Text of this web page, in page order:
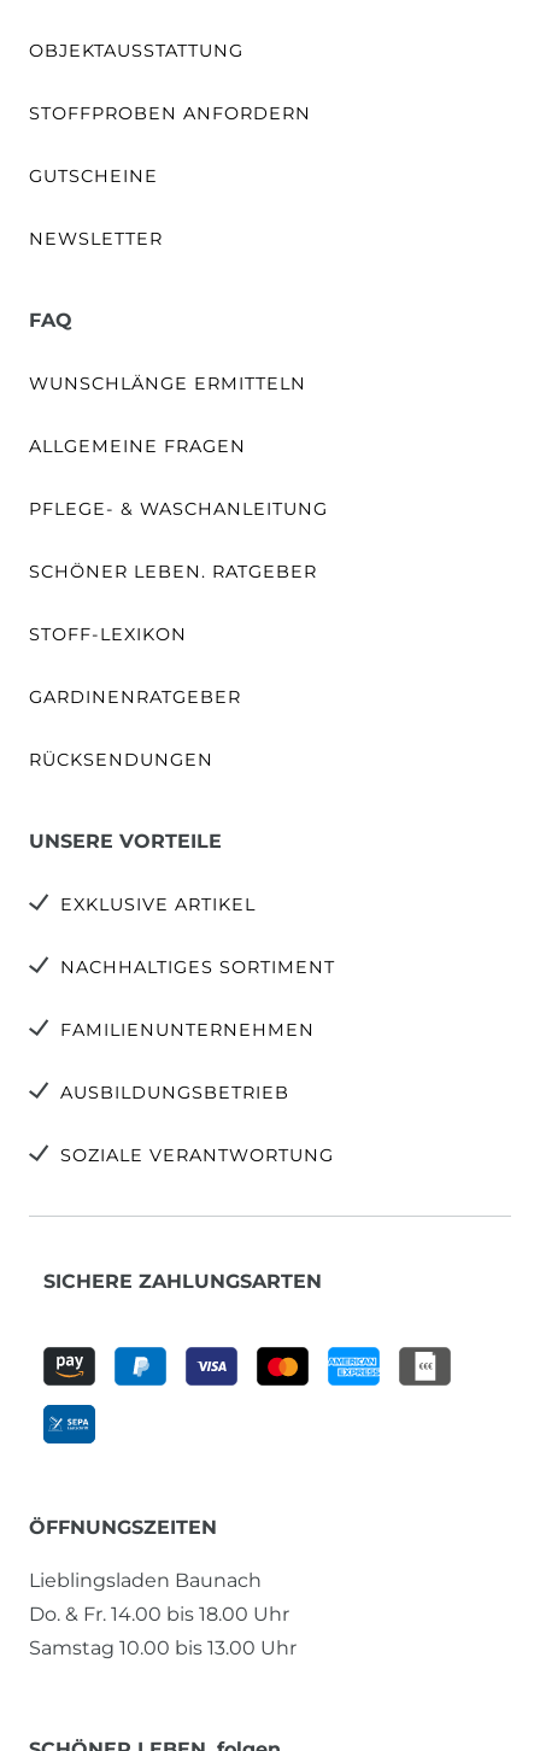
OBJEKTAUSSTATTUNG
STOFFPROBEN ANFORDERN
GUTSCHEINE
NEWSLETTER
FAQ
WUNSCHLÄNGE ERMITTELN
ALLGEMEINE FRAGEN
PFLEGE- & WASCHANLEITUNG
SCHÖNER LEBEN. RATGEBER
STOFF-LEXIKON
GARDINENRATGEBER
RÜCKSENDUNGEN
UNSERE VORTEILE
EXKLUSIVE ARTIKEL
NACHHALTIGES SORTIMENT
FAMILIENUNTERNEHMEN
AUSBILDUNGSBETRIEB
SOZIALE VERANTWORTUNG
SICHERE ZAHLUNGSARTEN
ÖFFNUNGSZEITEN
Lieblingsladen Baunach
Do. & Fr. 14.00 bis 18.00 Uhr
Samstag 10.00 bis 13.00 Uhr